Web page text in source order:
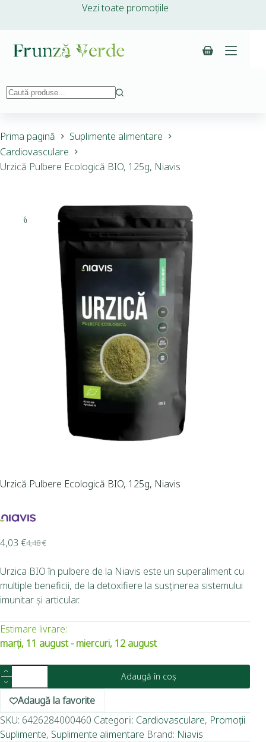
Vezi toate promoțiile
Prima pagină
Suplimente alimentare
Cardiovasculare
Urzică Pulbere Ecologică BIO, 125g, Niavis
-10%
Urzică Pulbere Ecologică BIO, 125g, Niavis
4,48€
4,03 €
Urzica BIO în pulbere de la Niavis este un superaliment cu
multiple beneficii, de la detoxifiere la susținerea sistemului
imunitar și articular.
Estimare livrare:
marți, 11 august - miercuri, 12 august
Adaugă în coș
Adaugă la favorite
SKU: 6426284000460 Categorii: Cardiovasculare, Promoții
Suplimente, Suplimente alimentare Brand: Niavis